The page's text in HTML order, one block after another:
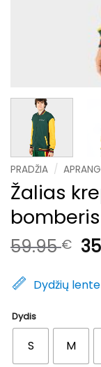
PRADŽIA /
Žalias
bomberis
59.95€
Dydžių
Dydis
S M